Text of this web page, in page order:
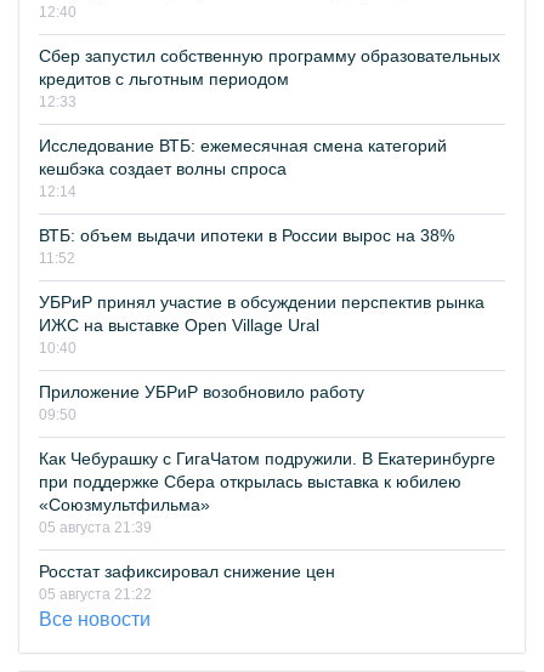
12:40
Сбер запустил собственную программу образовательных
кредитов с льготным периодом
12:33
Исследование ВТБ: ежемесячная смена категорий
кешбэка создает волны спроса
12:14
ВТБ: объем выдачи ипотеки в России вырос на 38%
11:52
УБРиР принял участие в обсуждении перспектив рынка
ИЖС на выставке Open Village Ural
10:40
Приложение УБРиР возобновило работу
09:50
Как Чебурашку с ГигаЧатом подружили. В Екатеринбурге
при поддержке Сбера открылась выставка к юбилею
«Союзмультфильма»
05 августа 21:39
Росстат зафиксировал снижение цен
05 августа 21:22
Все новости